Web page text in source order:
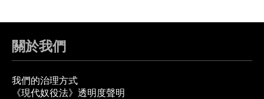
關於我們
我們的治理方式
《現代奴役法》透明度聲明